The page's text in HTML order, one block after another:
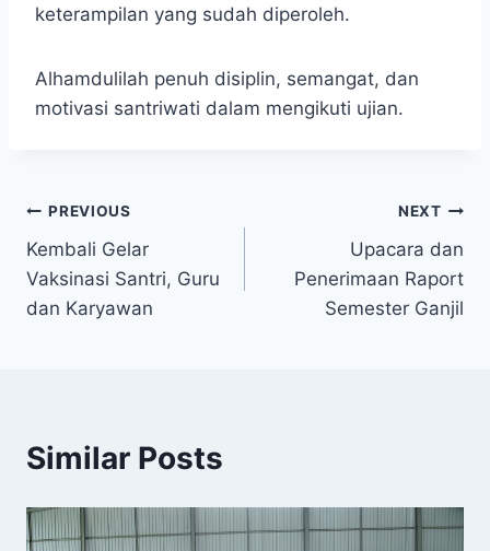
keterampilan yang sudah diperoleh.
Alhamdulilah penuh disiplin, semangat, dan
motivasi santriwati dalam mengikuti ujian.
PREVIOUS
Kembali Gelar
Vaksinasi Santri, Guru
dan Karyawan
NEXT
Upacara dan
Penerimaan Raport
Semester Ganjil
Similar Posts